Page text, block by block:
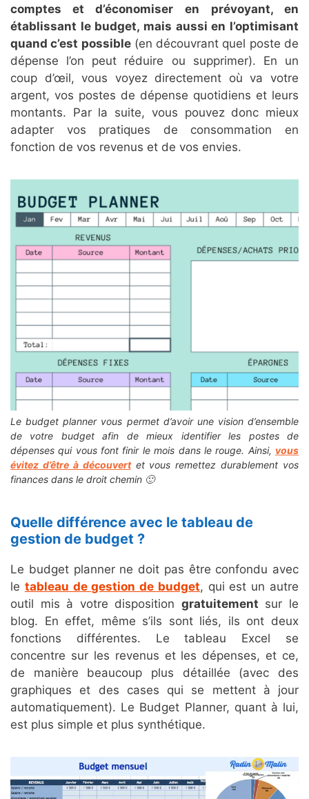
comptes et d’économiser
en
prévoyant, en
établissant le budget, mais aussi en l’optimisant
quand c’est possible(en découvrant quel poste de
dépense l’on peut réduire ou supprimer). En un
coup d’œil, vous voyez directement où va votre
argent, vos postes de dépense quotidiens et leurs
montants. Par la suite, vous pouvez donc mieux
adapter vos pratiques de consommation en
fonction de vos revenus et de vos envies.
Le budget planner vous permet d’avoir une vision d’ensemble
de votre budget afin de mieux identifier les postes de
dépenses qui vous font finir le mois dans le rouge. Ainsi, vous
évitez d’être à découvertet vous remettez durablement vos
finances dans le droit chemin 🙂
Quelle différence avec le tableau de
gestion de budget ?
Le budget planner ne doit pas être confondu avec
le tableau de gestion de budget, qui est un autre
outil mis à votre disposition gratuitement sur le
blog. En effet, même s’ils sont liés, ils ont deux
fonctions différentes. Le tableau Excel se
concentre sur les revenus et les dépenses, et ce,
de manière beaucoup plus détaillée (avec des
graphiques et des cases qui se mettent à jour
automatiquement). Le Budget Planner, quant à lui,
est plus simple et plus synthétique.